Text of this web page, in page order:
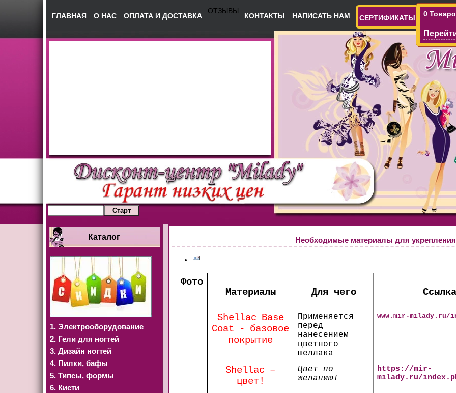
0
ГЛАВНАЯ О НАС ОПЛАТА И ДОСТАВКА
ОТЗЫВЫ
КОНТАКТЫ НАПИСАТЬ НАМ СЕРТИФИКАТЫ
Каталог
1. Электрооборудование
2. Гели для ногтей
3. Дизайн ногтей
4. Пилки, бафы
5. Типсы, формы
6. Кисти
Необходимые материалы для укрепления
Фото
Материалы
Для чего
Shellac Base
Coat
- базовое
покрытие
Применяется
перед
нанесением
цветного
шеллака
www. mir -milady. ru/
Shellac –
цвет!
Цвет по
желанию!
https://mir-
milady.ru/